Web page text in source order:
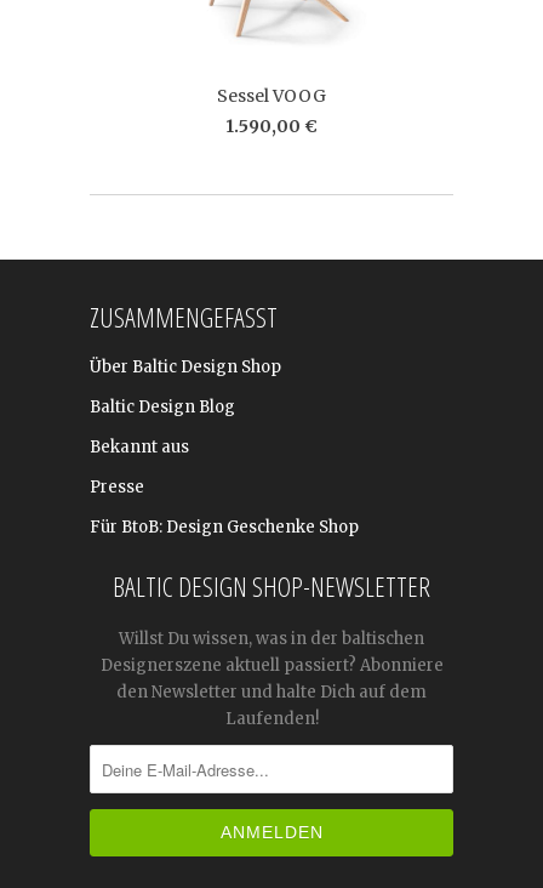
Sessel VOOG
1.590,00 €
ZUSAMMENGEFASST
Über Baltic Design Shop
Baltic Design Blog
Bekannt aus
Presse
Für BtoB: Design Geschenke Shop
BALTIC DESIGN SHOP-NEWSLETTER
Willst Du wissen, was in der baltischen
Designerszene aktuell passiert? Abonniere
den Newsletter und halte Dich auf dem
Laufenden!